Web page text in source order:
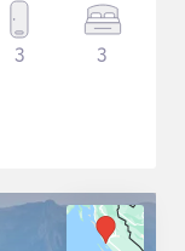
3 3